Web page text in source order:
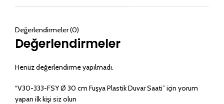
Değerlendirmeler (0)
Değerlendirmeler
Henüz değerlendirme yapılmadı.
“V30-333-FSY Ø 30 cm Fuşya Plastik Duvar Saati” için yorum
yapan ilk kişi siz olun